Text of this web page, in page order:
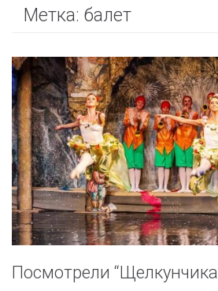
Метка: балет
Посмотрели “Щелкунчика”